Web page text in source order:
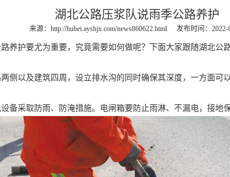
湖北公路压浆队说雨季公路养护
来源： http://hubei.ayshjx.com/news860622.html 发布时间：2022-
护要尤为重要，究竟需要如何做呢？下面大家跟随湖北公
以及建筑四周，设立排水沟的同时确保其深度，一方面可
采取防雨、防淹措施。电闸箱要防止雨淋、不漏电，接地